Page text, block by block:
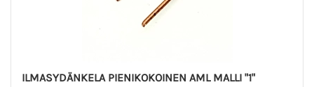
ILMASYDÄNKELA PIENIKOKOINEN AML MALLI "1"